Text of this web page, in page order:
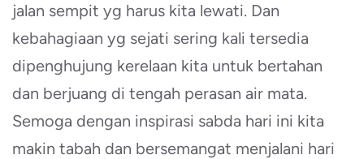
jalan sempit yg harus kita lewati. Dan
kebahagiaan yg sejati sering kali tersedia
dipenghujung kerelaan kita untuk bertahan
dan berjuang di tengah perasan air mata.
Semoga dengan inspirasi sabda hari ini kita
makin tabah dan bersemangat menjalani hari